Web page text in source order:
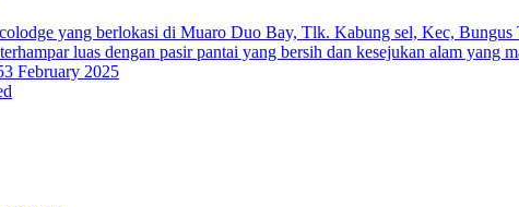
yang berlokasi di Muaro Duo Bay, Tlk. Kabung sel, Kec,
luas dengan pasir pantai yang bersih dan kesejukan alam
3 February 2025